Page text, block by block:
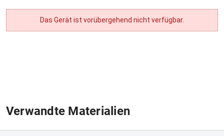
Das Gerät ist vorübergehend nicht verfügbar.
Verwandte Materialien